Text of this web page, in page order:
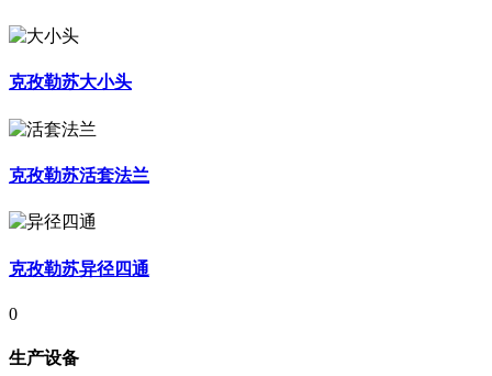
克孜勒苏大小头
克孜勒苏活套法兰
克孜勒苏异径四通
0
生产设备